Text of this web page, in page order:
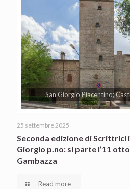
San Giorgio Piacentino;
25 settembre 2025
Seconda edizione di Scrittrici
Giorgio p.no: si parte l’11
Gambazza
Read more